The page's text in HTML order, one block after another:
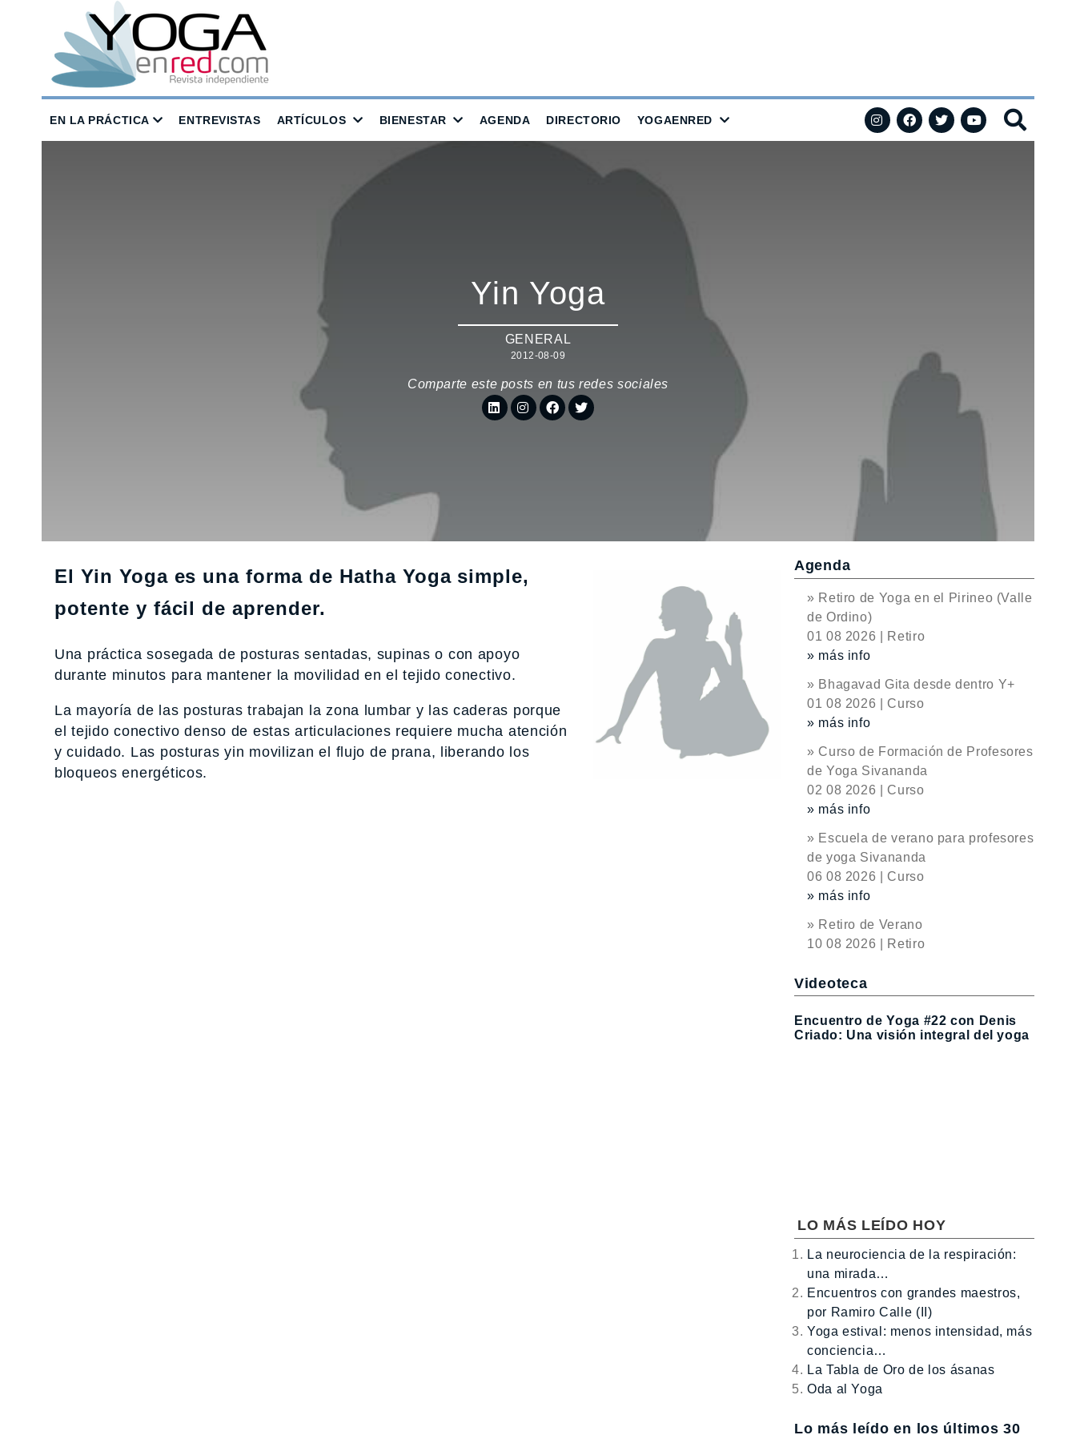
EN LA PRÁCTICA ENTREVISTAS ARTÍCULOS BIENESTAR AGENDA DIRECTORIO YOGAENRED
Yin Yoga
GENERAL
2012-08-09
Comparte este posts en tus redes sociales
El Yin Yoga es una forma de Hatha Yoga simple,
potente y fácil de aprender.
Una práctica sosegada de posturas sentadas, supinas o con apoyo
durante minutos para mantener la movilidad en el tejido conectivo.
La mayoría de las posturas trabajan la zona lumbar y las caderas porque
el tejido conectivo denso de estas articulaciones requiere mucha atención
y cuidado. Las posturas yin movilizan el flujo de prana, liberando los
bloqueos energéticos.
Agenda
» Retiro de Yoga en el Pirineo (Valle
de Ordino)
01 08 2026 | Retiro
» más info
» Bhagavad Gita desde dentro Y+
01 08 2026 | Curso
» más info
» Curso de Formación de Profesores
de Yoga Sivananda
02 08 2026 | Curso
» más info
» Escuela de verano para profesores
de yoga Sivananda
06 08 2026 | Curso
» más info
» Retiro de Verano
10 08 2026 | Retiro
Videoteca
Encuentro de Yoga #22 con Denis
Criado: Una visión integral del yoga
LO MÁS LEÍDO HOY
La neurociencia de la respiración:
una mirada…
Encuentros con grandes maestros,
por Ramiro Calle (II)
Yoga estival: menos intensidad, más
conciencia…
La Tabla de Oro de los ásanas
Oda al Yoga
Lo más leído en los últimos 30